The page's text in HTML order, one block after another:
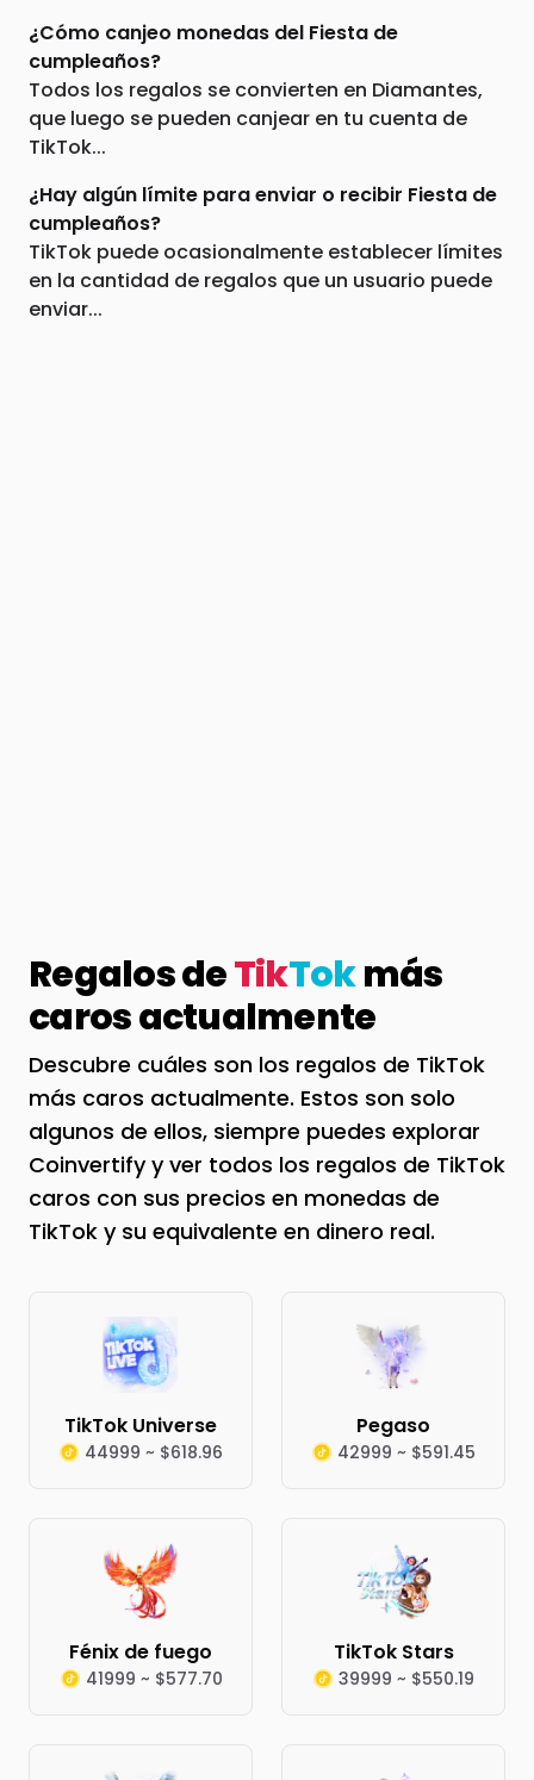
¿Cómo canjeo monedas del Fiesta de
cumpleaños?
Todos los regalos se convierten en Diamantes,
que luego se pueden canjear en tu cuenta de
TikTok...
¿Hay algún límite para enviar o recibir Fiesta de
cumpleaños?
TikTok puede ocasionalmente establecer límites
en la cantidad de regalos que un usuario puede
enviar...
Regalos deTikTokmás
caros actualmente
Descubre cuáles son los regalos de TikTok
más caros actualmente. Estos son solo
algunos de ellos, siempre puedes explorar
Coinvertify y ver todos los regalos de TikTok
caros con sus precios en monedas de
TikTok y su equivalente en dinero real.
TikTok Universe
44999 ~ $618.96
Pegaso
42999 ~ $591.45
Fénix de fuego
41999 ~ $577.70
TikTok Stars
39999 ~ $550.19